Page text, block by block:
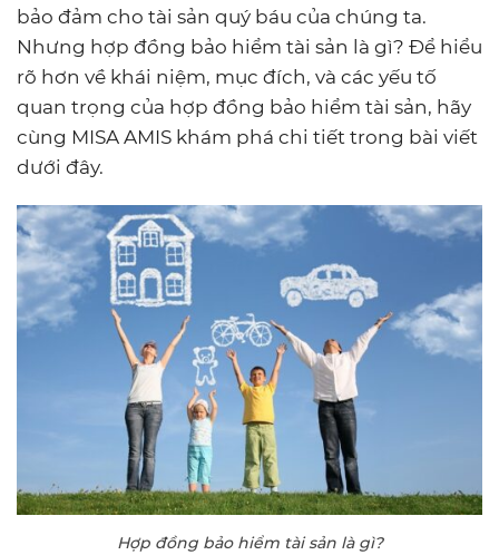
bảo đảm cho tài sản quý báu của chúng ta.
Nhưng hợp đồng bảo hiểm tài sản là gì? Để hiểu
rõ hơn về khái niệm, mục đích, và các yếu tố
quan trọng của hợp đồng bảo hiểm tài sản, hãy
cùng MISA AMIS khám phá chi tiết trong bài viết
dưới đây.
Hợp đồng bảo hiểm tài sản là gì?